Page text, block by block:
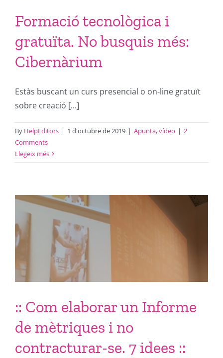
Formació tecnològica i
gratuïta. No busquis més:
Cibernàrium
Estàs buscant un curs presencial o on-line gratuït
sobre creació [...]
By HelpEditors | 1 d'octubre de 2019 | Apunta,vídeo | 2
Comments
Llegeix més
:: Com elaborar un Informe
de mètriques i no
contracturar-se. 7 idees ::